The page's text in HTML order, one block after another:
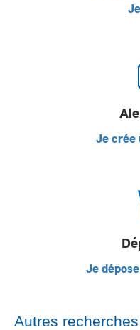
Je crée
Je
Autres recherches